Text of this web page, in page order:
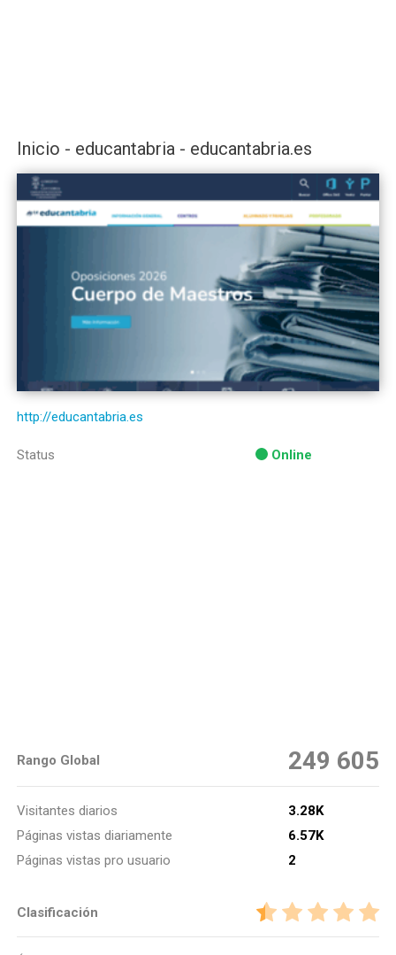
Inicio - educantabria - educantabria.es
http://educantabria.es
Status Online
Rango Global 249 605
Visitantes diarios
3.28K
Páginas vistas diariamente
6.57K
Páginas vistas pro usuario
2
Clasificación